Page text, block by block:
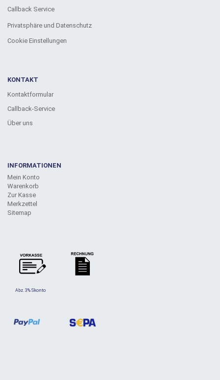
Callback Service
Privatsphäre und Datenschutz
Cookie Einstellungen
KONTAKT
Kontaktformular
Callback-Service
Über uns
INFORMATIONEN
Mein Konto
Warenkorb
Zur Kasse
Merkzettel
Sitemap
Abz. 3% Skonto